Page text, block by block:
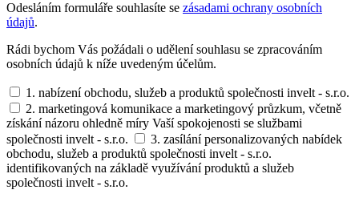
Odesláním formuláře souhlasíte se zásadami ochrany osobních
údajů.
Rádi bychom Vás požádali o udělení souhlasu se zpracováním
osobních údajů k níže uvedeným účelům.
1. nabízení obchodu, služeb a produktů společnosti invelt - s.r.o.
2. marketingová komunikace a marketingový průzkum, včetně
získání názoru ohledně míry Vaší spokojenosti se službami
společnosti invelt - s.r.o.
3. zasílání personalizovaných nabídek
obchodu, služeb a produktů společnosti invelt - s.r.o.
identifikovaných na základě využívání produktů a služeb
společnosti invelt - s.r.o.